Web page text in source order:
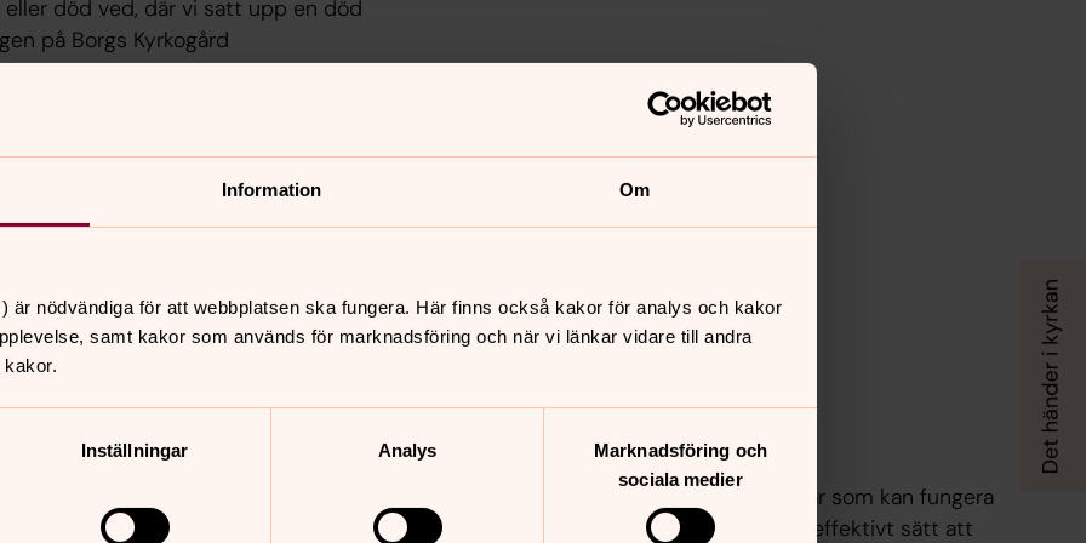
Information Om
är nödvändiga för att webbplatsen ska fungera. Här finns också kakor för analys och kakor
samt kakor som används för marknadsföring och när vi länkar vidare till andra
Inställningar Analys
Marknadsföring och
sociala medier
död ved, där vi satt upp en död
på Borgs Kyrkogård
biologisk mångfald
Mulmholk
småkryp och svampar. Mulmholkar ska efterlikna
Boplatser
Att sätta ut olika slags holkar som kan fungera
som boplatser kan vara ett effektivt sätt att